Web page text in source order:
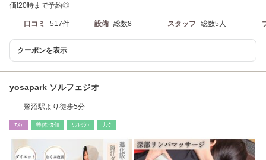
価!20時まで予約◎
口コミ 517件 設備 総数8 スタッフ 総数5人
クーポンを表示
yosapark ソルフェジオ
鷺沼駅より徒歩5分
ｴｽﾃ 整体･ｶｲﾛ ﾘﾌﾚｯｼｭ ﾘﾗｸ